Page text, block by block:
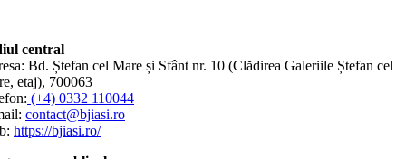
central
Bd. Ștefan cel Mare și Sfânt nr. 10 (Clădirea Galeriile Ștefan cel
etaj), 700063
(+4) 0332 110044
contact@bjiasi.ro
https://bjiasi.ro/